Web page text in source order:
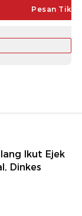
Pesan Tiket
Ikut Ejek
Dinkes